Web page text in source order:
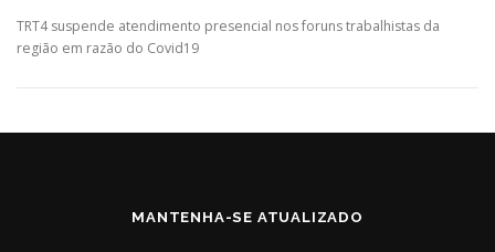
TRT4 suspende atendimento presencial nos foruns trabalhistas da
região em razão do Covid19
MANTENHA-SE ATUALIZADO